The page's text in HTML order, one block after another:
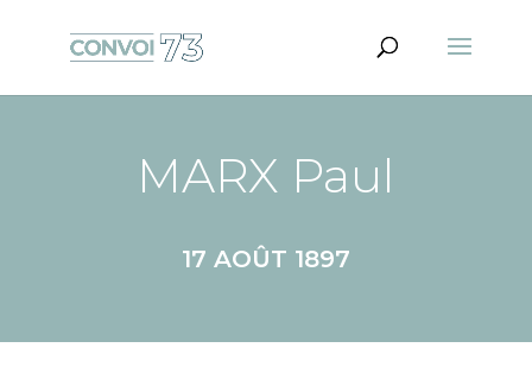
MARX Paul
17 AOÛT 1897